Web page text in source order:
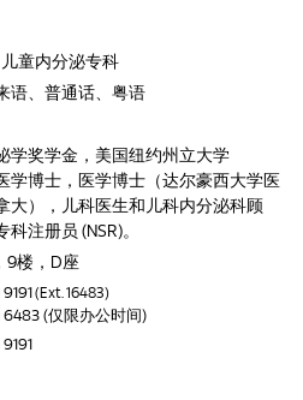
童内分泌专科
语、普通话、粤语
学奖学金，美国纽约州立大学
学博士，医学博士（达尔豪西大学医
大），儿科医生和儿科内分泌科顾
科注册员 (NSR)。
9楼，D座
(Ext. 16483)
6483 (仅限办公时间)